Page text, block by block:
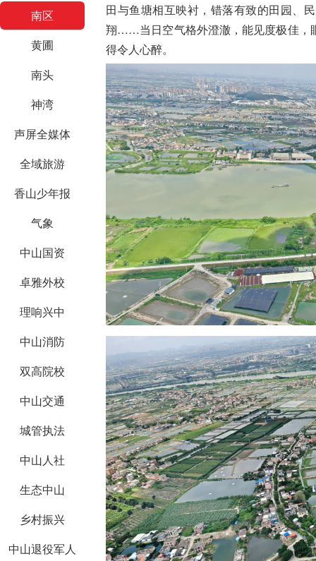
南区
黄圃
南头
神湾
声屏全媒体
全域旅游
香山少年报
气象
中山国资
卓雅外校
理响兴中
中山消防
双高院校
中山交通
城管执法
中山人社
生态中山
乡村振兴
中山退役军人
田与鱼塘相互映衬，错落有致的田园、
翔……​当日空气格外澄澈，能见度极佳，
得令人心醉。